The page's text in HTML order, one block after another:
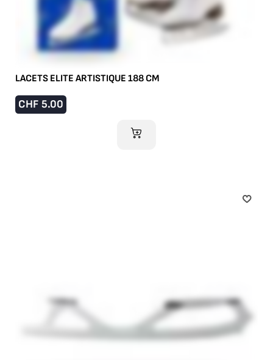
LACETS ELITE ARTISTIQUE 188 CM
CHF 5.00
AJOUTER AU PANIER